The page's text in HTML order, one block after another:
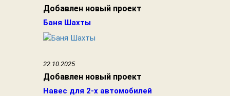
Добавлен новый проект
Баня Шахты
22.10.2025
Добавлен новый проект
Навес для 2-х автомобилей